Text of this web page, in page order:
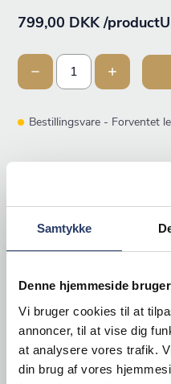
Samtykke
Denne hjemmeside
Vi bruger cookies til at
annoncer, til at vise dig
at analysere vores trafik.
din brug af vores
799,00 DKK /
Bestillingsvare - Forventet
ANDRE KIGGEDE